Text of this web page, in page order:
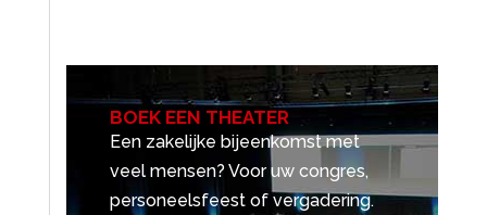
BOEK EEN THEATER
Een zakelijke bijeenkomst met
veel mensen? Voor uw congres,
personeelsfeest of vergadering.